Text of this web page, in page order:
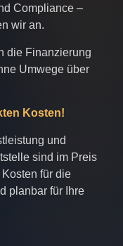
Compliance –
wir an.
die Finanzierung
Umwege über
Kosten!
und
sind im Preis
für die
planbar für Ihre